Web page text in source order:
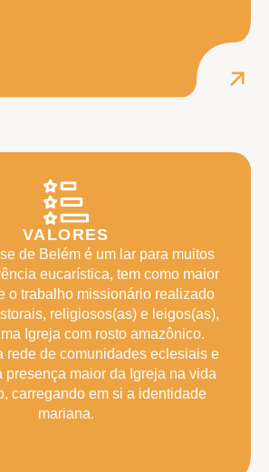
VALORES
de Belém é um lar para muitos
eucarística, tem como maior
o trabalho missionário realizado
religiosos(as) e leigos(as),
Igreja com rosto amazônico.
rede de comunidades eclesiais e
presença maior da Igreja na vida
carregando em si a identidade
mariana.